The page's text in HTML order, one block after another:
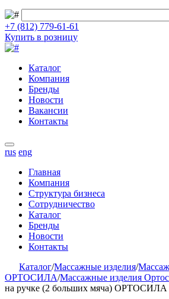
+7 (812) 779-61-61
Купить в розницу
Каталог
Компания
Бренды
Новости
Вакансии
Контакты
rus eng
Главная
Компания
Структура бизнеса
Сотрудничество
Каталог
Бренды
Новости
Контакты
Каталог/Массажные изделия/
ОРТОСИЛА/Массажные изделия
на ручке (2 больших мяча) ОРТОСИЛА